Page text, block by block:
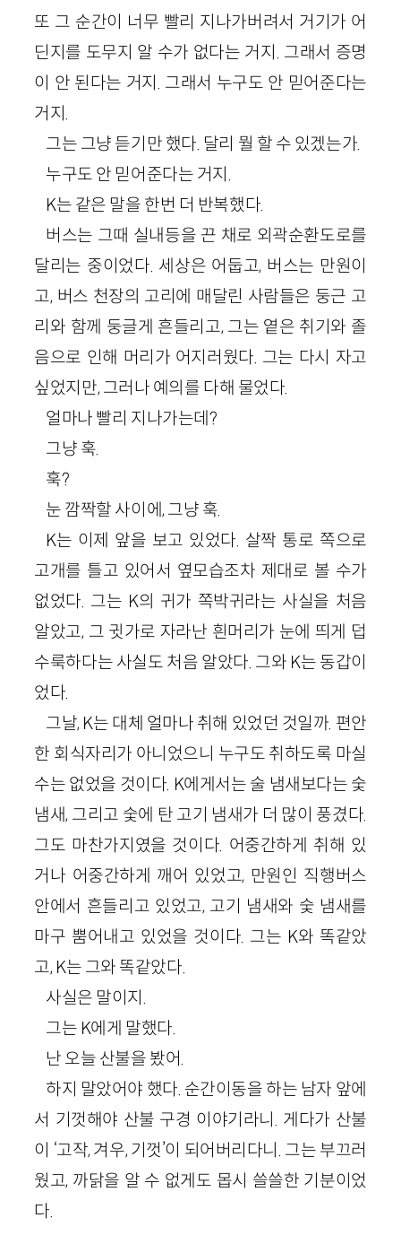
또 그 순간이 너무 빨리 지나가버려서 거기가 어
딘지를 도무지 알 수가 없다는 거지. 그래서 증명
이 안 된다는 거지. 그래서 누구도 안 믿어준다는
거지.
그는 그냥 듣기만 했다. 달리 뭘 할 수 있겠는가.
누구도 안 믿어준다는 거지.
K는 같은 말을 한번 더 반복했다.
버스는 그때 실내등을 끈 채로 외곽순환도로를
달리는 중이었다. 세상은 어둡고, 버스는 만원이
고, 버스 천장의 고리에 매달린 사람들은 둥근 고
리와 함께 둥글게 흔들리고, 그는 옅은 취기와 졸
음으로 인해 머리가 어지러웠다. 그는 다시 자고
싶었지만, 그러나 예의를 다해 물었다.
얼마나 빨리 지나가는데?
그냥 훅.
훅?
눈 깜짝할 사이에, 그냥 훅.
K는 이제 앞을 보고 있었다. 살짝 통로 쪽으로
고개를 틀고 있어서 옆모습조차 제대로 볼 수가
없었다. 그는 K의 귀가 쪽박귀라는 사실을 처음
알았고, 그 귓가로 자라난 흰머리가 눈에 띄게 덥
수룩하다는 사실도 처음 알았다. 그와 K는 동갑이
었다.
그날, K는 대체 얼마나 취해 있었던 것일까. 편안
한 회식자리가 아니었으니 누구도 취하도록 마실
수는 없었을 것이다. K에게서는 술 냄새보다는 숯
냄새, 그리고 숯에 탄 고기 냄새가 더 많이 풍겼다.
그도 마찬가지였을 것이다. 어중간하게 취해 있
거나 어중간하게 깨어 있었고, 만원인 직행버스
안에서 흔들리고 있었고, 고기 냄새와 숯 냄새를
마구 뿜어내고 있었을 것이다. 그는 K와 똑같았
고, K는 그와 똑같았다.
사실은 말이지.
그는 K에게 말했다.
난 오늘 산불을 봤어.
하지 말았어야 했다. 순간이동을 하는 남자 앞에
서 기껏해야 산불 구경 이야기라니. 게다가 산불
이 ‘고작, 겨우, 기껏’이 되어버리다니. 그는 부끄러
웠고, 까닭을 알 수 없게도 몹시 쓸쓸한 기분이었
다.